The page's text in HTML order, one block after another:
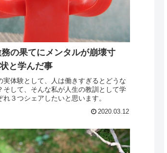
務の果てにメンタルが崩壊寸
と学んだ事
実体験として、人は働きすぎるとどうな
そして、そんな私が人生の教訓として学
３つシェアしたいと思います。
2020.03.12